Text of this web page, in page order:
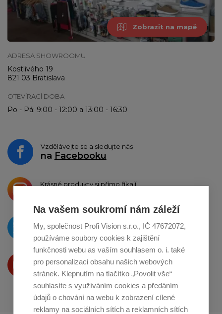
Na vašem soukromí nám záleží
My, společnost Profi Vision s.r.o., IČ 47672072,
používáme soubory cookies k zajištění
funkčnosti webu as vaším souhlasem o. i. také
pro personalizaci obsahu našich webových
stránek. Klepnutím na tlačítko „Povolit vše“
souhlasíte s využíváním cookies a předáním
údajů o chování na webu k zobrazení cílené
reklamy na sociálních sítích a reklamních sítích
Zobrazit na mapě
ADRESA SHOWROOMU
Kostlivého 19
821 03 Bratislava
OTEVÍRACÍ DOBA
Po - Pá: 9:00 - 12:00 a 13:00 - 16:30
Vzdělávejte se a sledujte nás
na Facebooku
Krásné produkty si přímo říkají
O novinkách píšeme
naTwitteru
Produkty Vám představujeme
na Youtube